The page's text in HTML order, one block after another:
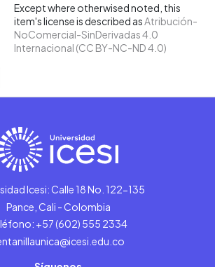
Except where otherwised noted, this
item's license is described asAtribución-
NoComercial-SinDerivadas 4.0
Internacional (CC BY-NC-ND 4.0)
Icesi: Calle 18 No. 122-135
Pance, Cali - Colombia
+57 (602) 555 2334